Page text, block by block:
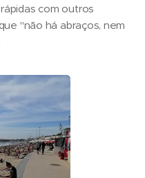
com outros
"não há abraços, nem